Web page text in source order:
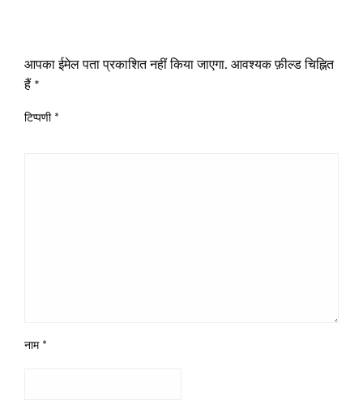
आपका ईमेल पता प्रकाशित नहीं किया जाएगा. आवश्यक फ़ील्ड चिह्नित
हैं *
टिप्पणी *
नाम *